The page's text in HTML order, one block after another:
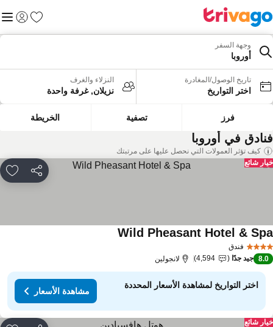
المفضلة
تسجيل
وجهة السفر
أوروبا
تاريخ الوصول/المغادرة
اختر التواريخ
النزلاء والغرف
نزيلان, غرفة واحدة
فرز تصفية الخريطة
في أوروبا
كيف تؤثر العمولات التي نحصل عليها على مرتبتك
مشاركة
شائع
فندق
Wild Pheasant Hotel &
8.0 جيد جدًا 4,594 لانجولين
اختر التواريخ لمشاهدة الأسعار المحددة
مشاهدة الأسعار
شائع